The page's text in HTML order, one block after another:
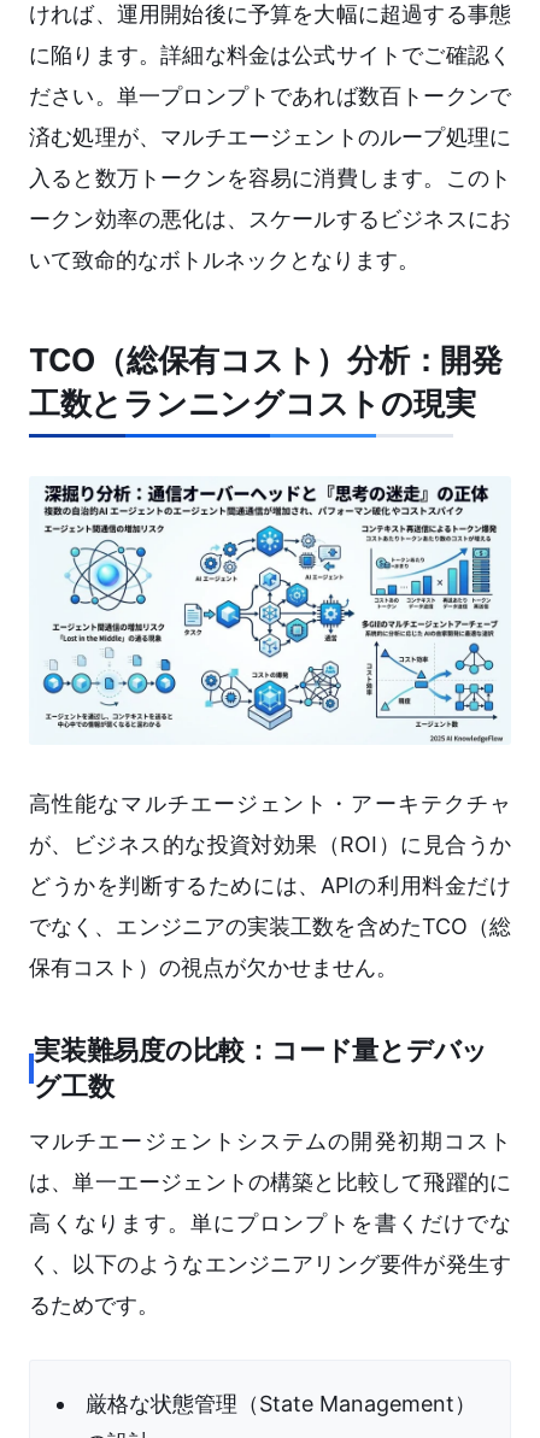
ければ、運用開始後に予算を大幅に超過する事態
に陥ります。詳細な料金は公式サイトでご確認く
ださい。単一プロンプトであれば数百トークンで
済む処理が、マルチエージェントのループ処理に
入ると数万トークンを容易に消費します。このト
ークン効率の悪化は、スケールするビジネスにお
いて致命的なボトルネックとなります。
TCO（総保有コスト）分析：開発
工数とランニングコストの現実
高性能なマルチエージェント・アーキテクチャ
が、ビジネス的な投資対効果（ROI）に見合うか
どうかを判断するためには、APIの利用料金だけ
でなく、エンジニアの実装工数を含めたTCO（総
保有コスト）の視点が欠かせません。
実装難易度の比較：コード量とデバッ
グ工数
マルチエージェントシステムの開発初期コスト
は、単一エージェントの構築と比較して飛躍的に
高くなります。単にプロンプトを書くだけでな
く、以下のようなエンジニアリング要件が発生す
るためです。
厳格な状態管理（State Management）